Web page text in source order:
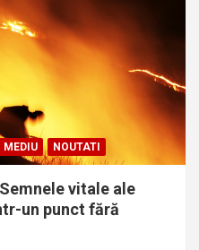
MEDIU NOUTATI
vitale ale
un punct fără